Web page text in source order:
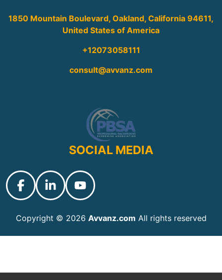
1850 Mountain Boulevard, Oakland, California 94611,
United States of America
+12073058111
consult@avvanz.com
SOCIAL MEDIA
Copyright © 2026 Avvanz.com All rights reserved